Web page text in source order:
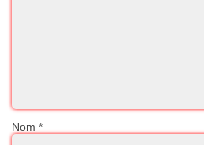
Nom *